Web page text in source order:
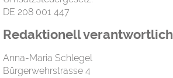
DE 208 001 447
Redaktionell verantwortlich
Anna-Maria Schlegel
Bürgerwehrstrasse 4